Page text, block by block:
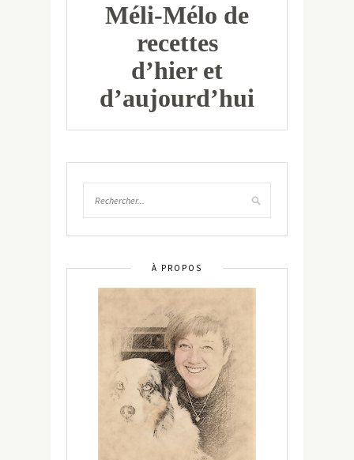
Méli-Mélo de
recettes
d’hier et
d’aujourd’hui
À PROPOS